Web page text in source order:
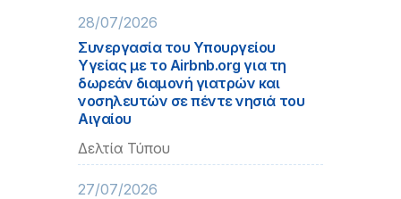
28/07/2026
Συνεργασία του Υπουργείου
Υγείας με το Airbnb.org για τη
δωρεάν διαμονή γιατρών και
νοσηλευτών σε πέντε νησιά του
Αιγαίου
Δελτία Τύπου
27/07/2026